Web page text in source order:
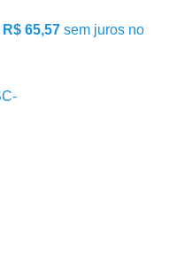
R$ 65,57 sem juros no